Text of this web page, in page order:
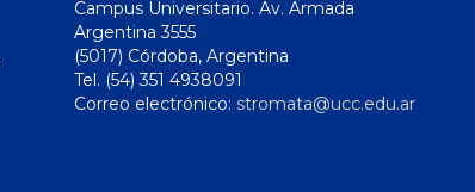
Campus Universitario. Av. Armada
Argentina 3555
(5017) Córdoba, Argentina
Tel. (54) 351 4938091
Correo electrónico: stromata@ucc.edu.ar